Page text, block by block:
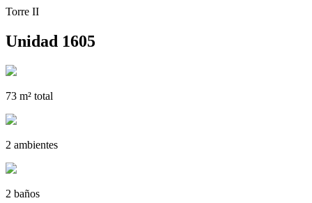
Torre II
Unidad 1605
73 m² total
2 ambientes
2 baños